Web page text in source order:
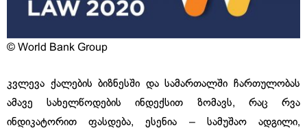
© World Bank Group
კვლევა ქალების ბიზნესში და სამართალში ჩართულობას
ამავე სახელწოდების ინდექსით ზომავს, რაც რვა
ინდიკატორით ფასდება, ესენია – სამუშაო ადგილი,